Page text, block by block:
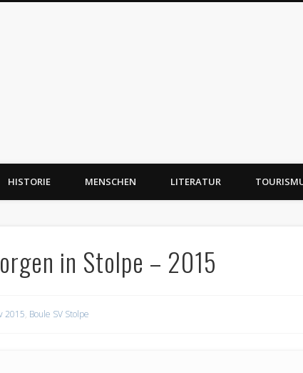
HISTORIE MENSCHEN LITERATUR
in Stolpe – 2015
2015, Boule SV Stolpe